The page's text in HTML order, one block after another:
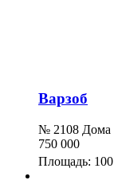
Варзоб
№ 2108 Дома
750 000
Площадь: